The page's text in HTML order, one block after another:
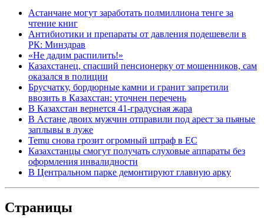
Астанчане могут заработать полмиллиона тенге за
чтение книг
Антибиотики и препараты от давления подешевели в
РК: Минздрав
«Не дадим распилить!»
Казахстанец, спасший пенсионерку от мошенников, сам
оказался в полиции
Брусчатку, бордюрные камни и гранит запретили
ввозить в Казахстан: уточнен перечень
В Казахстан вернется 41-градусная жара
В Астане двоих мужчин отправили под арест за пьяные
заплывы в луже
Temu снова грозит огромный штраф в ЕС
Казахстанцы смогут получать слуховые аппараты без
оформления инвалидности
В Центральном парке демонтируют главную арку
Страницы